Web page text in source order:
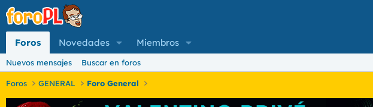
Foros Novedades Miembros
Nuevos mensajes Buscar en foros
Foros GENERAL Foro General